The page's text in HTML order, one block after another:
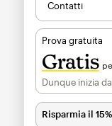
Contatti
Prova gratuita
Gratis
Dunque inizia
Risparmia il 15%